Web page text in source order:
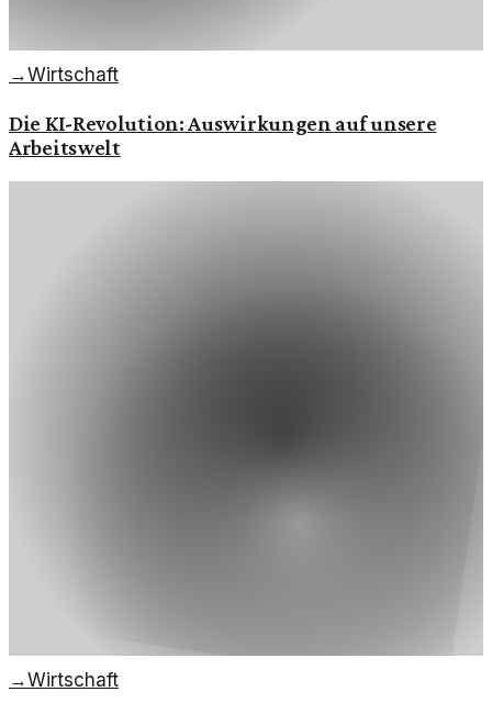
→Wirtschaft
Die KI-Revolution: Auswirkungen auf unsere
Arbeitswelt
→Wirtschaft